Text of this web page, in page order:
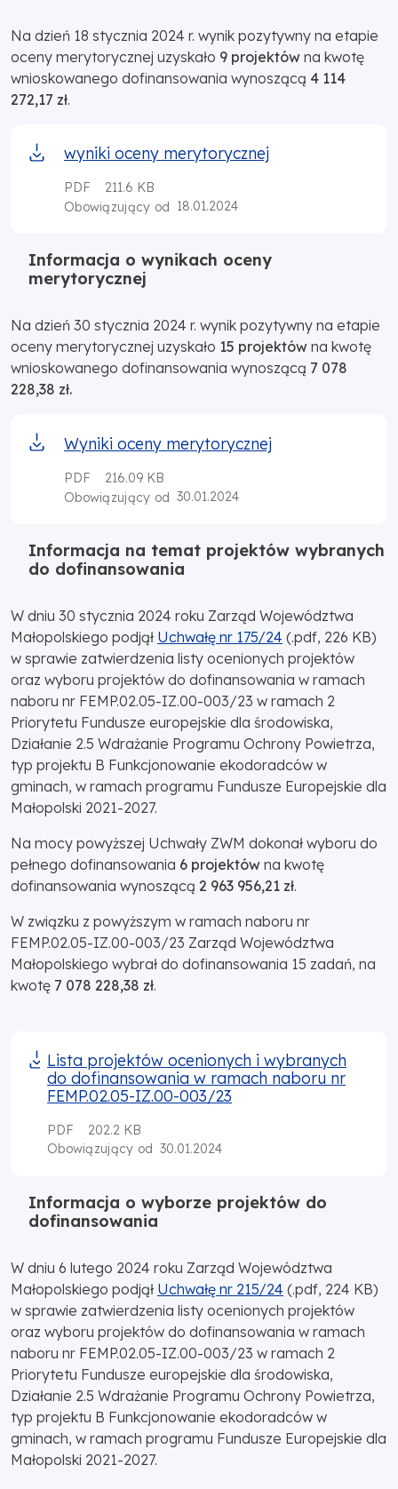
Na dzień 18 stycznia 2024 r. wynik pozytywny na etapie
oceny merytorycznej uzyskało 9 projektów na kwotę
wnioskowanego dofinansowania wynoszącą 4 114
272,17 zł.
wyniki oceny merytorycznej
PDF
211.6 KB
Obowiązujący od 18.01.2024
Informacja o wynikach oceny
merytorycznej
Na dzień 30 stycznia 2024 r. wynik pozytywny na etapie
oceny merytorycznej uzyskało 15 projektów na kwotę
wnioskowanego dofinansowania wynoszącą 7 078
228,38 zł.
Wyniki oceny merytorycznej
PDF
216.09 KB
Obowiązujący od 30.01.2024
Informacja na temat projektów wybranych
do dofinansowania
W dniu 30 stycznia 2024 roku Zarząd Województwa
Małopolskiego podjął Uchwałę nr 175/24 (.pdf, 226 KB)
w sprawie zatwierdzenia listy ocenionych projektów
oraz wyboru projektów do dofinansowania w ramach
naboru nr FEMP.02.05-IZ.00-003/23 w ramach 2
Priorytetu Fundusze europejskie dla środowiska,
Działanie 2.5 Wdrażanie Programu Ochrony Powietrza,
typ projektu B Funkcjonowanie ekodoradców w
gminach, w ramach programu Fundusze Europejskie dla
Małopolski 2021-2027.
Na mocy powyższej Uchwały ZWM dokonał wyboru do
pełnego dofinansowania 6 projektów na kwotę
dofinansowania wynoszącą 2 963 956,21 zł.
W związku z powyższym w ramach naboru nr
FEMP.02.05-IZ.00-003/23 Zarząd Województwa
Małopolskiego wybrał do dofinansowania 15 zadań, na
kwotę 7 078 228,38 zł.
Lista projektów ocenionych i wybranych
do dofinansowania w ramach naboru nr
FEMP.02.05-IZ.00-003/23
PDF
202.2 KB
Obowiązujący od 30.01.2024
Informacja o wyborze projektów do
dofinansowania
W dniu 6 lutego 2024 roku Zarząd Województwa
Małopolskiego podjął Uchwałę nr 215/24 (.pdf, 224 KB)
w sprawie zatwierdzenia listy ocenionych projektów
oraz wyboru projektów do dofinansowania w ramach
naboru nr FEMP.02.05-IZ.00-003/23 w ramach 2
Priorytetu Fundusze europejskie dla środowiska,
Działanie 2.5 Wdrażanie Programu Ochrony Powietrza,
typ projektu B Funkcjonowanie ekodoradców w
gminach, w ramach programu Fundusze Europejskie dla
Małopolski 2021-2027.